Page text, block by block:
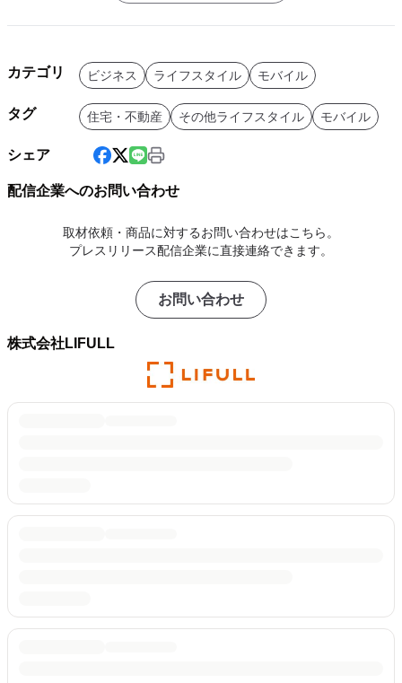
カテゴリ ビジネス ライフスタイル モバイル
タグ 住宅・不動産 その他ライフスタイル モバイル
シェア
配信企業へのお問い合わせ
取材依頼・商品に対するお問い合わせはこちら。
プレスリリース配信企業に直接連絡できます。
お問い合わせ
株式会社LIFULL